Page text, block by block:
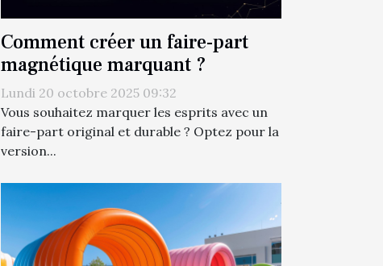
Comment créer un faire-part
magnétique marquant ?
Lundi 20 octobre 2025 09:32
Vous souhaitez marquer les esprits avec un
faire-part original et durable ? Optez pour la
version...